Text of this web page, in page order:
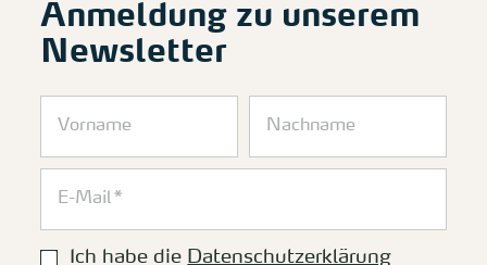
Anmeldung zu unserem
Newsletter
Ich habe die Datenschutzerklärung